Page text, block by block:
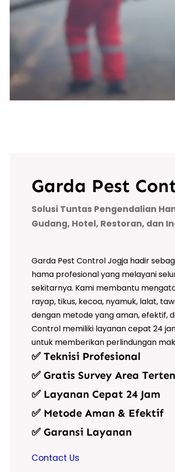
Garda Pest
Solusi Tuntas Pengendalian
Gudang, Hotel, Restoran, dan
Garda Pest Control Jogja hadir
hama profesional yang melayani
sekitarnya. Kami membantu
rayap, tikus, kecoa, nyamuk, lalat,
dengan metode yang aman, efektif,
Control memiliki layanan cepat 24
untuk memberikan perlindungan
✅ Teknisi Profesional
✅ Gratis Survey Area
✅ Layanan Cepat 24 Jam
✅ Metode Aman & Efektif
✅ Garansi Layanan
Contact Us